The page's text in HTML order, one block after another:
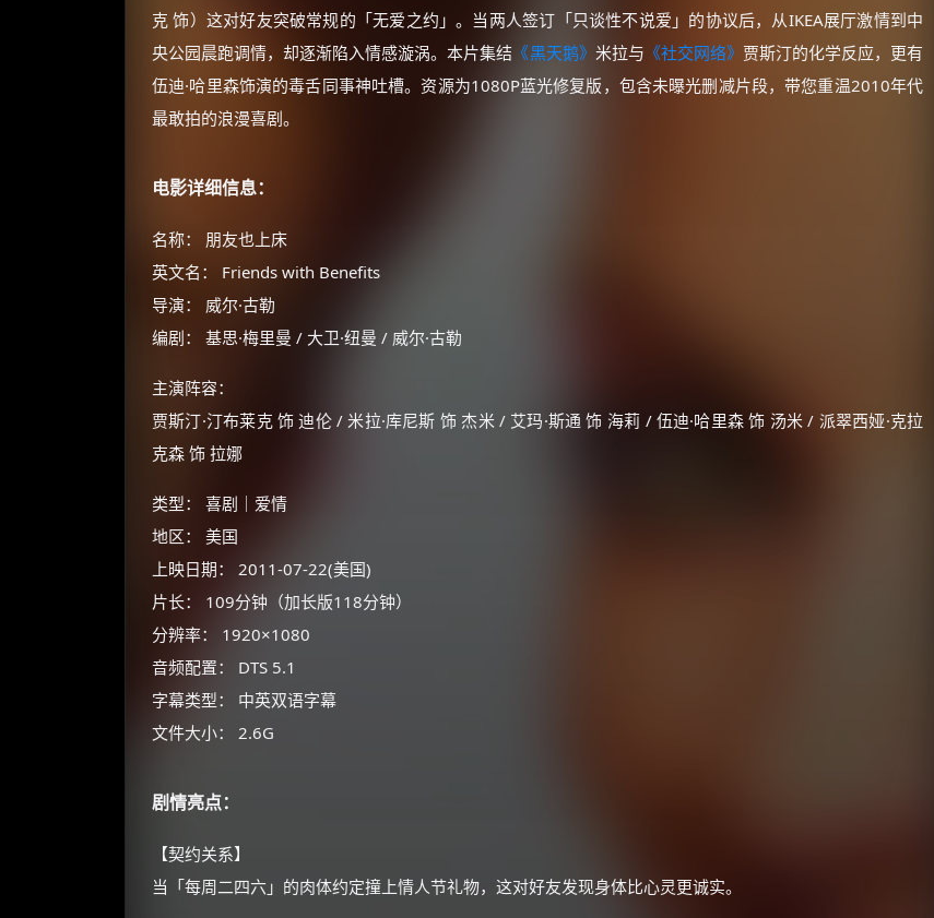
克 饰）这对好友突破常规的「无爱之约」。当两人签订「只谈性不说爱」的协议后，从IKEA展厅激情到中
央公园晨跑调情，却逐渐陷入情感漩涡。本片集结 《黑天鹅》 米拉与 《社交网络》 贾斯汀的化学反应，更有
伍迪·哈里森饰演的毒舌同事神吐槽。资源为1080P蓝光修复版，包含未曝光删减片段，带您重温2010年代
最敢拍的浪漫喜剧。
电影详细信息：
名称： 朋友也上床
英文名： Friends with Benefits
导演： 威尔·古勒
编剧： 基思·梅里曼 / 大卫·纽曼 / 威尔·古勒
主演阵容：
贾斯汀·汀布莱克 饰 迪伦 / 米拉·库尼斯 饰 杰米 / 艾玛·斯通 饰 海莉 / 伍迪·哈里森 饰 汤米 / 派翠西娅·克拉
克森 饰 拉娜
类型： 喜剧｜爱情
地区： 美国
上映日期： 2011-07-22(美国)
片长： 109分钟（加长版118分钟）
分辨率： 1920×1080
音频配置： DTS 5.1
字幕类型： 中英双语字幕
文件大小： 2.6G
剧情亮点：
【契约关系】
当「每周二四六」的肉体约定撞上情人节礼物，这对好友发现身体比心灵更诚实。